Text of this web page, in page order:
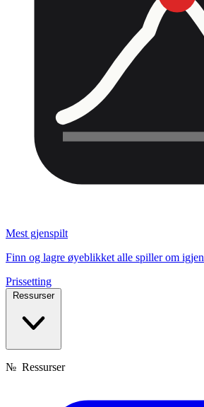
Mest gjenspilt
Finn og lagre øyeblikket alle spiller om igjen
Prissetting
Ressurser
№ Ressurser